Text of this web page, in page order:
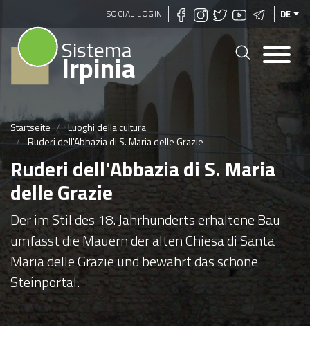
Direkt
zum
Inhalt
SOCIAL LOGIN DE
Sistema
Irpinia
Startseite
Luoghi della cultura
Ruderi dell'Abbazia di S. Maria delle Grazie
Ruderi dell'Abbazia di S. Maria
delle Grazie
Der im Stil des 18. Jahrhunderts erhaltene Bau
umfasst die Mauern der alten Chiesa di Santa
Maria delle Grazie und bewahrt das schöne
Steinportal.